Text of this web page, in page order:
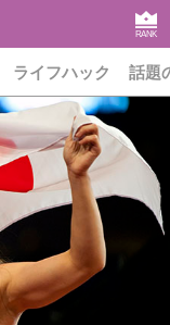
RANK
ライフハック 話題